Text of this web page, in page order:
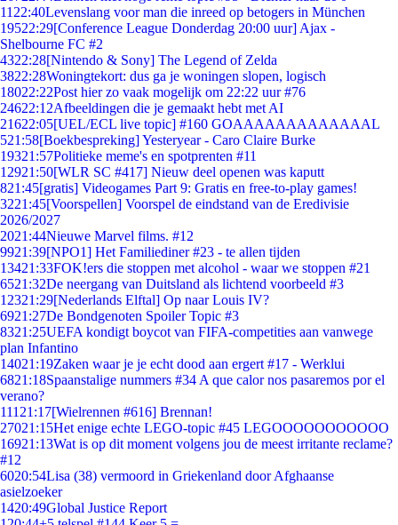
11 22:40Levenslang voor man die inreed op betogers in München
19522:29[Conference League Donderdag 20:00 uur] Ajax -
Shelbourne FC #2
4322:28[Nintendo & Sony] The Legend of Zelda
3822:28Woningtekort: dus ga je woningen slopen, logisch
18022:22Post hier zo vaak mogelijk om 22:22 uur #76
24622:12Afbeeldingen die je gemaakt hebt met AI
21622:05[UEL/ECL live topic] #160 GOAAAAAAAAAAAAAL
521:58[Boekbespreking] Yesteryear - Caro Claire Burke
19321:57Politieke meme's en spotprenten #11
12921:50[WLR SC #417] Nieuw deel openen was kaputt
821:45[gratis] Videogames Part 9: Gratis en free-to-play games!
3221:45[Voorspellen] Voorspel de eindstand van de Eredivisie
2026/2027
2021:44Nieuwe Marvel films. #12
9921:39[NPO1] Het Familiediner #23 - te allen tijden
13421:33FOK!ers die stoppen met alcohol - waar we stoppen #21
6521:32De neergang van Duitsland als lichtend voorbeeld #3
12321:29[Nederlands Elftal] Op naar Louis IV?
6921:27De Bondgenoten Spoiler Topic #3
8321:25UEFA kondigt boycot van FIFA-competities aan vanwege
plan Infantino
14021:19Zaken waar je je echt dood aan ergert #17 - Werklui
6821:18Spaanstalige nummers #34 A que calor nos pasaremos por el
verano?
111 21:17[Wielrennen #616] Brennan!
27021:15Het enige echte LEGO-topic #45 LEGOOOOOOOOOOO
16921:13Wat is op dit moment volgens jou de meest irritante reclame?
#12
6020:54Lisa (38) vermoord in Griekenland door Afghaanse
asielzoeker
1420:49Global Justice Report